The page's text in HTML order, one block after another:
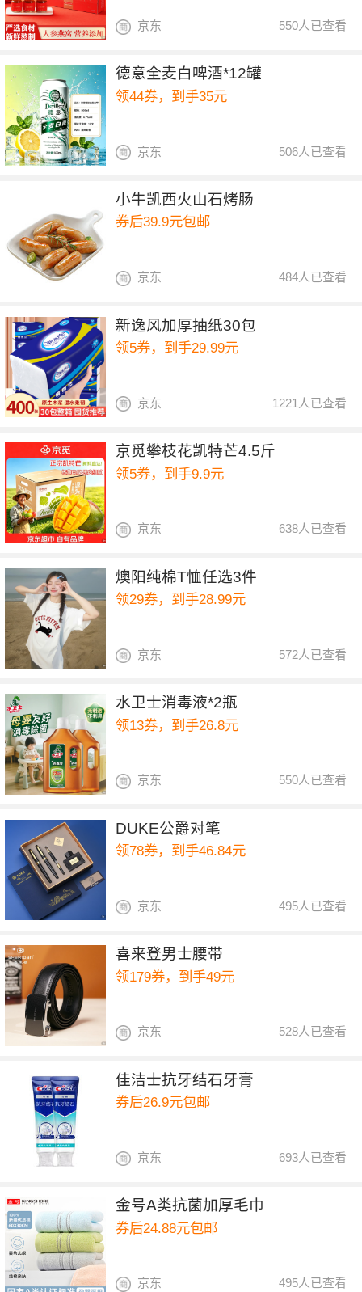
550人已查看
京东
德意全麦白啤酒*12罐
领44券，到手35元
506人已查看
京东
小牛凯西火山石烤肠
券后39.9元包邮
484人已查看
京东
新逸风加厚抽纸30包
领5券，到手29.99元
1221人已查看
京东
京觅攀枝花凯特芒4.5斤
领5券，到手9.9元
638人已查看
京东
燠阳纯棉T恤任选3件
领29券，到手28.99元
572人已查看
京东
水卫士消毒液*2瓶
领13券，到手26.8元
550人已查看
京东
DUKE公爵对笔
领78券，到手46.84元
495人已查看
京东
喜来登男士腰带
领179券，到手49元
528人已查看
京东
佳洁士抗牙结石牙膏
券后26.9元包邮
693人已查看
京东
金号A类抗菌加厚毛巾
券后24.88元包邮
495人已查看
京东